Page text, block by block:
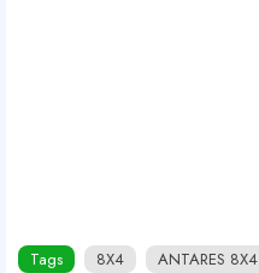
Tags 8X4 ANTARES 8X4